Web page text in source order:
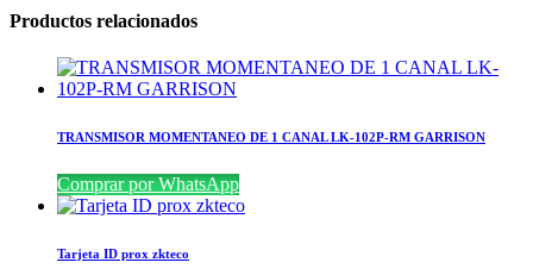
Productos relacionados
TRANSMISOR MOMENTANEO DE 1 CANAL LK-102P-RM GARRISON
Comprar por WhatsApp
Tarjeta ID prox zkteco